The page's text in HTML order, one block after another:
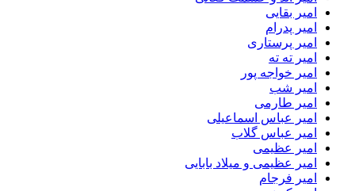
امیر بقایی
امیر پدرام
امیر پرستاری
امیر ته ته
امیر خواجه پور
امیر شب
امیر طارمی
امیر عباس اسماعیلی
امیر عباس گلاب
امیر عظیمی
امیر عظیمی و میلاد بابایی
امیر فرجام